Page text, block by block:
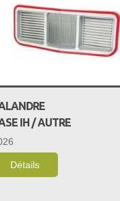
IH / AUTRE
Détails